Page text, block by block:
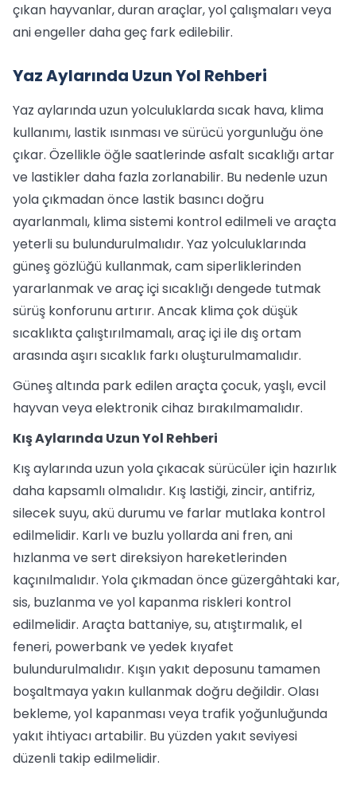
çıkan hayvanlar, duran araçlar, yol çalışmaları veya
ani engeller daha geç fark edilebilir.
Yaz Aylarında Uzun Yol Rehberi
Yaz aylarında uzun yolculuklarda sıcak hava, klima
kullanımı, lastik ısınması ve sürücü yorgunluğu öne
çıkar. Özellikle öğle saatlerinde asfalt sıcaklığı artar
ve lastikler daha fazla zorlanabilir. Bu nedenle uzun
yola çıkmadan önce lastik basıncı doğru
ayarlanmalı, klima sistemi kontrol edilmeli ve araçta
yeterli su bulundurulmalıdır. Yaz yolculuklarında
güneş gözlüğü kullanmak, cam siperliklerinden
yararlanmak ve araç içi sıcaklığı dengede tutmak
sürüş konforunu artırır. Ancak klima çok düşük
sıcaklıkta çalıştırılmamalı, araç içi ile dış ortam
arasında aşırı sıcaklık farkı oluşturulmamalıdır.
Güneş altında park edilen araçta çocuk, yaşlı, evcil
hayvan veya elektronik cihaz bırakılmamalıdır.
Kış Aylarında Uzun Yol Rehberi
Kış aylarında uzun yola çıkacak sürücüler için hazırlık
daha kapsamlı olmalıdır. Kış lastiği, zincir, antifriz,
silecek suyu, akü durumu ve farlar mutlaka kontrol
edilmelidir. Karlı ve buzlu yollarda ani fren, ani
hızlanma ve sert direksiyon hareketlerinden
kaçınılmalıdır. Yola çıkmadan önce güzergâhtaki kar,
sis, buzlanma ve yol kapanma riskleri kontrol
edilmelidir. Araçta battaniye, su, atıştırmalık, el
feneri, powerbank ve yedek kıyafet
bulundurulmalıdır. Kışın yakıt deposunu tamamen
boşaltmaya yakın kullanmak doğru değildir. Olası
bekleme, yol kapanması veya trafik yoğunluğunda
yakıt ihtiyacı artabilir. Bu yüzden yakıt seviyesi
düzenli takip edilmelidir.